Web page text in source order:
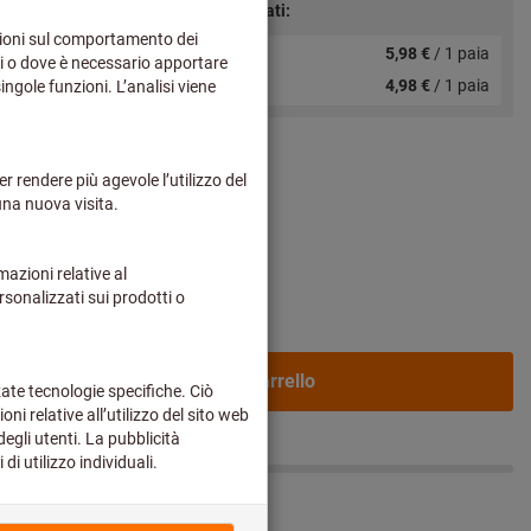
più spese di
Prezzi scaglionati:
da 1 paia 5,98 €/ 1 paia
da 12 paia
4,98 €/ 1 paia
Nel carrello